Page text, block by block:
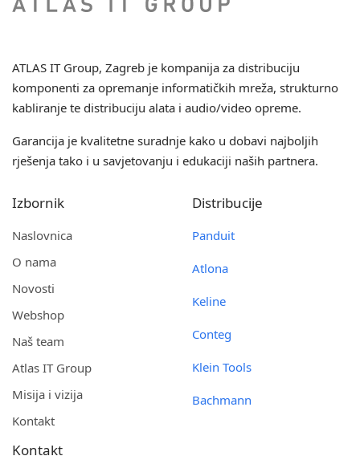
ATLAS IT Group, Zagreb je kompanija za distribuciju
komponenti za opremanje informatičkih mreža, strukturno
kabliranje te distribuciju alata i audio/video opreme.
Garancija je kvalitetne suradnje kako u dobavi najboljih
rješenja tako i u savjetovanju i edukaciji naših partnera.
Izbornik
Naslovnica
O nama
Novosti
Webshop
Naš team
Atlas IT Group
Misija i vizija
Kontakt
Distribucije
Panduit
Atlona
Keline
Conteg
Klein Tools
Bachmann
Kontakt